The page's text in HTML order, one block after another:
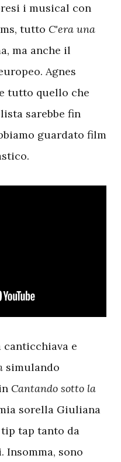
i musical con
tutto C'era una
ma anche il
Agnes
tutto quello che
sarebbe fin
guardato film
canticchiava e
simulando
Cantando sotto la
sorella Giuliana
tap tanto da
sono